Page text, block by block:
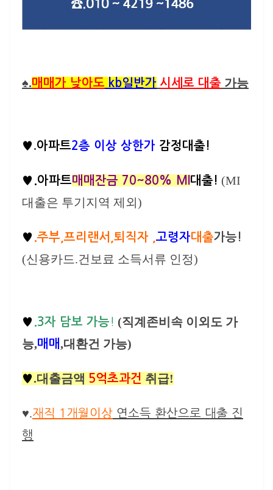
♠.매매가 낮아도 kb일반가 시세로 대출 가능
♥ .아파트2층 이상 상한가 감정대출!
♥. 아파트매매잔금 70~80% MI 대출! (MI
대출은 투기지역 제외)
♥ .주부,프리랜서,퇴직자 , 고령자대출가능!
(신용카드.건보료 소득서류 인정)
♥ .3자 담보 가능 ! (직계존비속 이외도 가
능,매매 ,대환건 가능)
♥ .대출금액 5억초과건 취급!
♥.재직 1개월이상 연소득 환산으로 대출 진
행